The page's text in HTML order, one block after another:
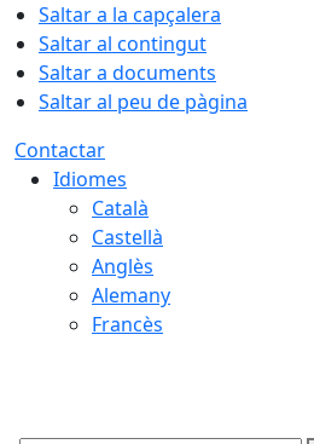
Saltar a la capçalera
Saltar al contingut
Saltar a documents
Saltar al peu de pàgina
Contactar
Idiomes
Català
Castellà
Anglès
Alemany
Francès